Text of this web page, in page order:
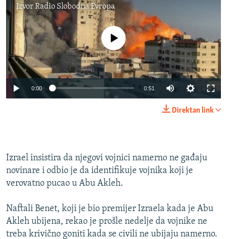
IzvorRadio Slobodna Evropa
720p 1080p
No media source currently available
0:00 0:51
720p
1080p
Direktan link
Izrael insistira da njegovi vojnici namerno ne gađaju
novinare i odbio je da identifikuje vojnika koji je
verovatno pucao u Abu Akleh.
Naftali Benet, koji je bio premijer Izraela kada je Abu
Akleh ubijena, rekao je prošle nedelje da vojnike ne
treba krivično goniti kada se civili ne ubijaju namerno.